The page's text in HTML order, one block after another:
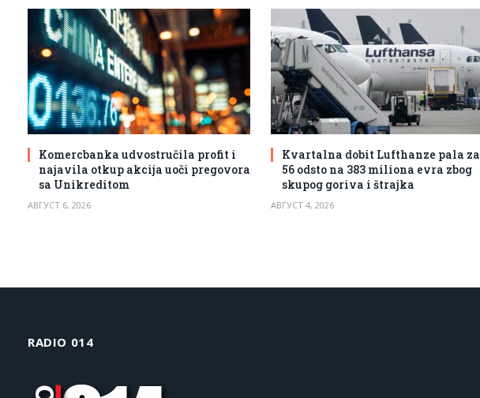
Komercbanka udvostručila profit i
najavila otkup akcija uoči pregovora
sa Unikreditom
АВГУСТ 6, 2026
Kvartalna dobit Lufthanze pala za
56 odsto na 383 miliona evra zbog
skupog goriva i štrajka
АВГУСТ 4, 2026
RADIO 014